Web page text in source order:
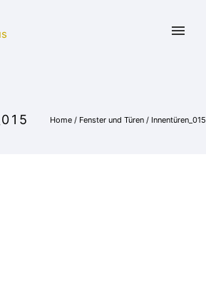
Home / Fenster und Türen / Innentüren_015